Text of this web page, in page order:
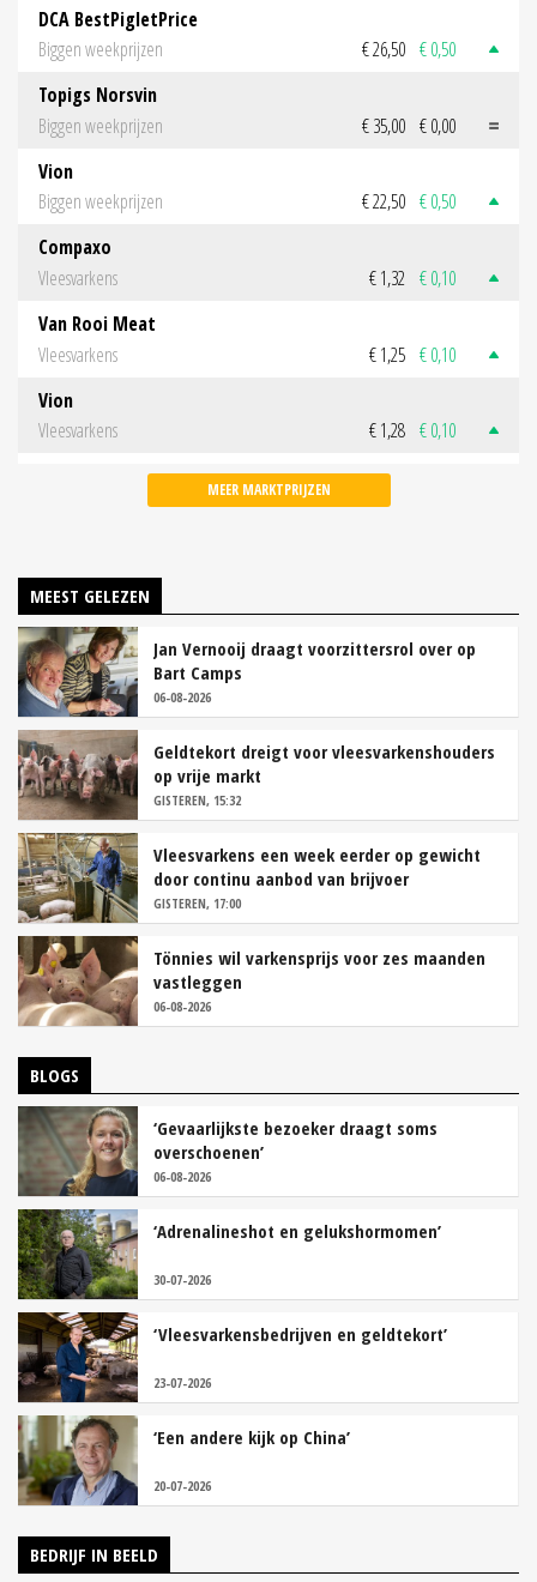
DCA BestPigletPrice
Biggen weekprijzen
€ 26,50 € 0,50
Topigs Norsvin
Biggen weekprijzen
€ 35,00 € 0,00
Vion
Biggen weekprijzen
€ 22,50 € 0,50
Compaxo
Vleesvarkens
€ 1,32 € 0,10
Van Rooi Meat
Vleesvarkens
€ 1,25 € 0,10
Vion
Vleesvarkens
€ 1,28 € 0,10
MEER MARKTPRIJZEN
MEEST GELEZEN
Jan Vernooij draagt voorzittersrol over op
Bart Camps
06-08-2026
Geldtekort dreigt voor vleesvarkenshouders
op vrije markt
GISTEREN, 15:32
Vleesvarkens een week eerder op gewicht
door continu aanbod van brijvoer
GISTEREN, 17:00
Tönnies wil varkensprijs voor zes maanden
vastleggen
06-08-2026
BLOGS
‘Gevaarlijkste bezoeker draagt soms
overschoenen’
06-08-2026
‘Adrenalineshot en gelukshormomen’
30-07-2026
‘Vleesvarkensbedrijven en geldtekort’
23-07-2026
‘Een andere kijk op China’
20-07-2026
BEDRIJF IN BEELD